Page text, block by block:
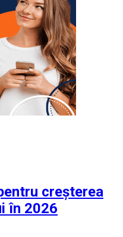
creșterea
în 2026